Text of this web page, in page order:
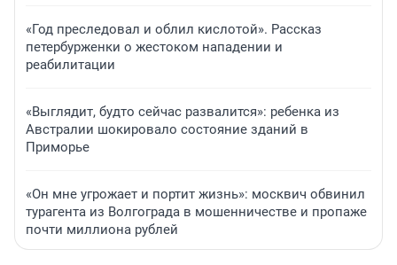
«Год преследовал и облил кислотой». Рассказ
петербурженки о жестоком нападении и
реабилитации
«Выглядит, будто сейчас развалится»: ребенка из
Австралии шокировало состояние зданий в
Приморье
«Он мне угрожает и портит жизнь»: москвич обвинил
турагента из Волгограда в мошенничестве и пропаже
почти миллиона рублей